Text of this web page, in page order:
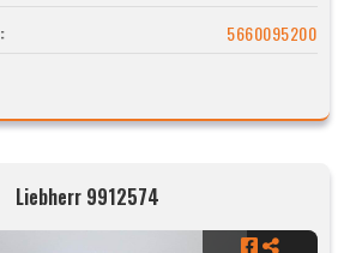
5660095200
Liebherr 9912574